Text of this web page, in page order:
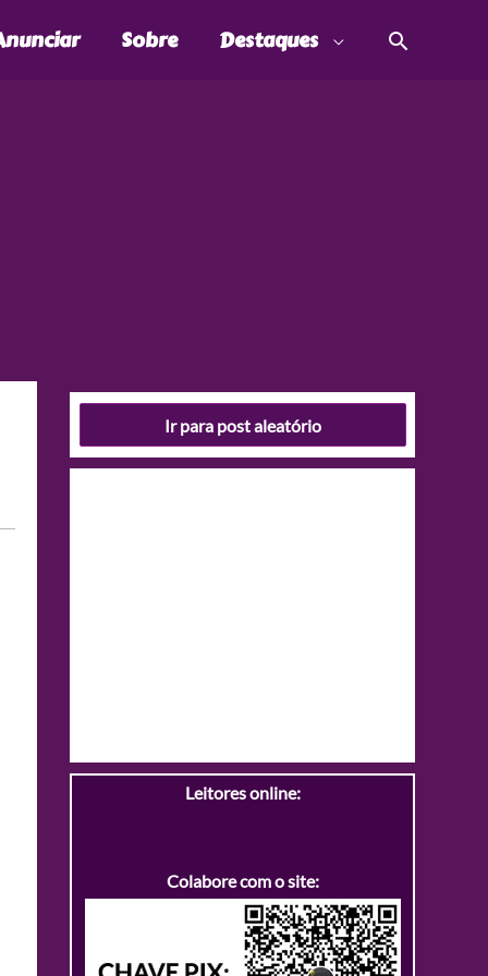
Sobre Destaques
Ir para post aleatório
Leitores online:
Colabore com o site: